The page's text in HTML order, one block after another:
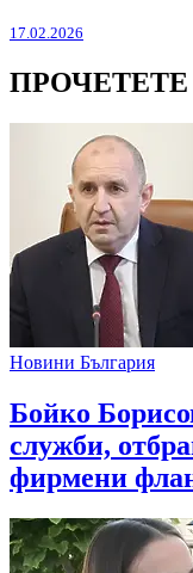
17.02.2026
Новини България
Бойко
служби,
фирмени